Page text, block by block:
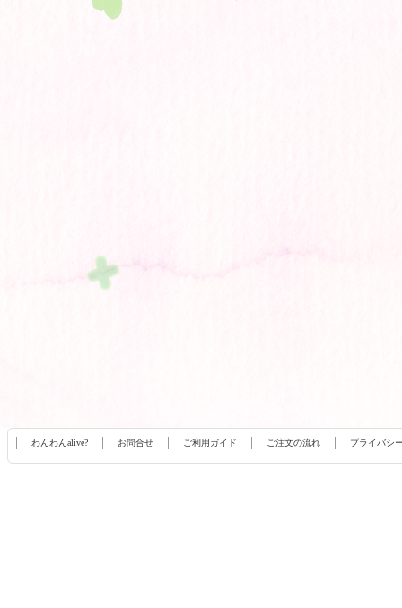
わんわんalive? お問合せ ご利用ガイド ご注文の流れ プライバシ